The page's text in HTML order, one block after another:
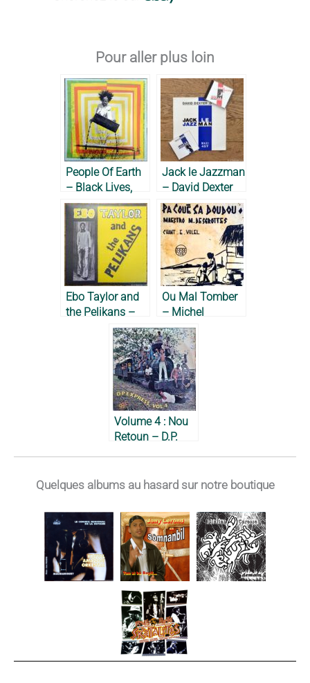
Pour aller plus loin
People Of Earth
– Black Lives,
2024
Jack le Jazzman
– David Dexter
D., 1993
Ebo Taylor and
the Pelikans –
Ou Mal Tomber
– Michel
Desgrottes, 1967
Volume 4 : Nou
Retoun – D.P.
Quelques albums au hasard sur notre boutique